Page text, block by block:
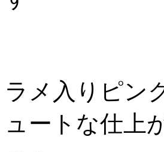
ラメ入りピン
ュートな仕上